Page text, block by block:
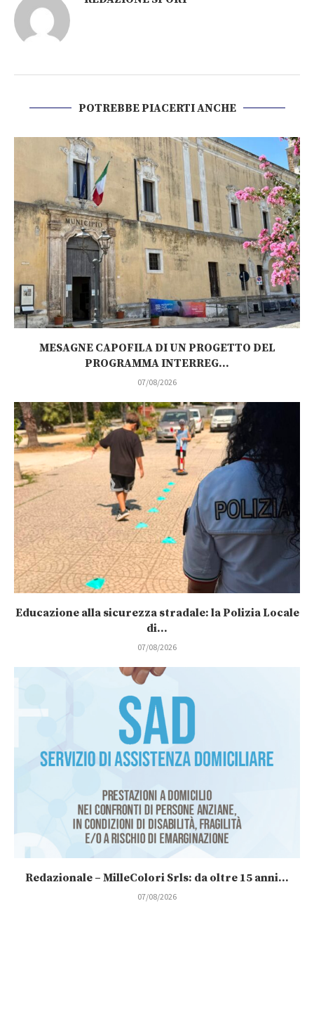
POTREBBE PIACERTI ANCHE
MESAGNE CAPOFILA DI UN PROGETTO DEL
PROGRAMMA INTERREG...
07/08/2026
Educazione alla sicurezza stradale: la Polizia Locale
di...
07/08/2026
Redazionale – MilleColori Srls: da oltre 15 anni...
07/08/2026